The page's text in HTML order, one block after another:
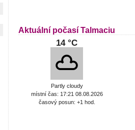
Aktuální počasí Talmaciu
14 °C
Partly cloudy
místní čas: 17:21 08.08.2026
časový posun: +1 hod.